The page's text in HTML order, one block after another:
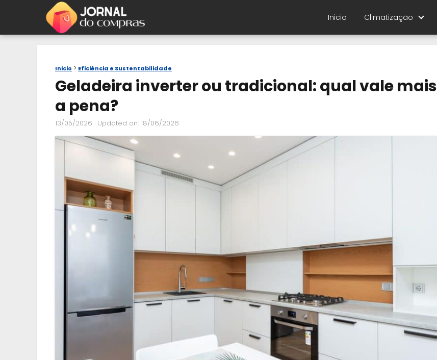
Inicio Climatização
Inicio Eficiência e Sustentabilidade
Geladeira inverter ou tradicional: qual vale mais
a pena?
13/05/2026 · Updated on: 18/06/2026